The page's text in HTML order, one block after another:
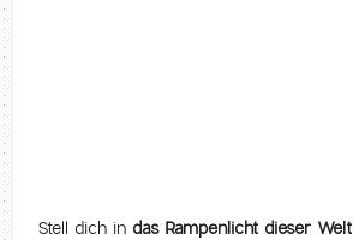
Stell dich indas Rampenlicht dieser Welt